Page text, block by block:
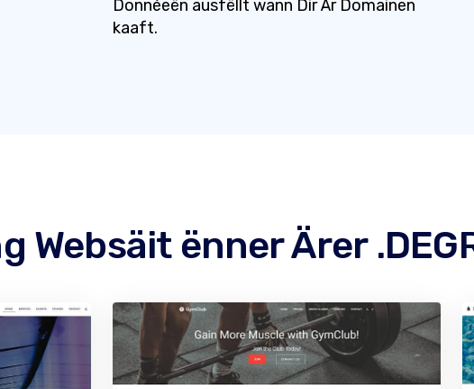
Donnéeën ausfëllt wann Dir Är Domainen
kaaft.
Websäit ënner Ärer